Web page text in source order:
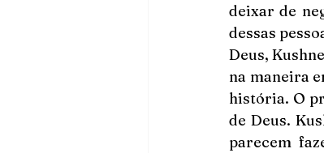
deixar de
dessas
Deus,
na maneira
história. O
de Deus.
parecem